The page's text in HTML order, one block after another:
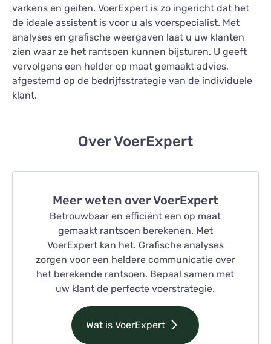
varkens en geiten. VoerExpert is zo ingericht dat het
de ideale assistent is voor u als voerspecialist. Met
analyses en grafische weergaven laat u uw klanten
zien waar ze het rantsoen kunnen bijsturen. U geeft
vervolgens een helder op maat gemaakt advies,
afgestemd op de bedrijfsstrategie van de individuele
klant.
Over VoerExpert
Meer weten over VoerExpert
Betrouwbaar en efficiënt een op maat
gemaakt rantsoen berekenen. Met
VoerExpert kan het. Grafische analyses
zorgen voor een heldere communicatie over
het berekende rantsoen. Bepaal samen met
uw klant de perfecte voerstrategie.
Wat is VoerExpert